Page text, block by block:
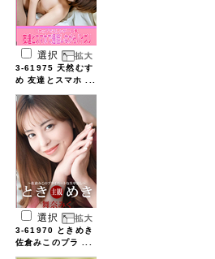
選択
3-61975 天然むす
め 友達とスマホ ...
選択
3-61970 ときめき
佐倉みこのプラ ...